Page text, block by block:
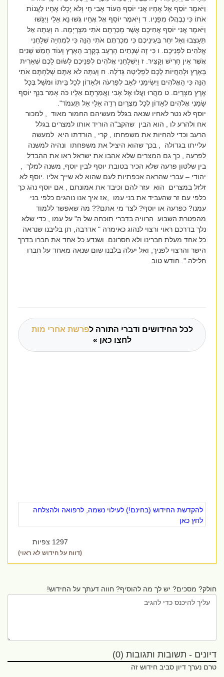
וַיֹּאמֶר יוֹסֵף אֶל אֶחָיו אֲנִי יוֹסֵף הַעוֹד אָבִי חָי וְלֹא יָכְלוּ אֶחָיו לַעֲנוֹת
אֹתוֹ כִּי נִבְהֲלוּ מִפָּנָיו. ד וַיֹּאמֶר יוֹסֵף אֶל אֶחָיו גְּשׁוּ נָא אֵלַי וַיִּגָּשׁוּ
וַיֹּאמֶר אֲנִי יוֹסֵף אֲחִיכֶם אֲשֶׁר מְכַרְתֶּם אֹתִי מִצְרָיְמָה. ה וְעַתָּה אַל
תֵּעָצְבוּ וְאַל יִחַר בְּעֵינֵיכֶם כִּי מְכַרְתֶּם אֹתִי הֵנָּה כִּי לְמִחְיָה שְׁלָחַנִי
אֱלֹהִים לִפְנֵיכֶם. ו כִּי זֶה שְׁנָתַיִם הָרָעָב בְּקֶרֶב הָאָרֶץ וְעוֹד חָמֵשׁ שָׁנִים
אֲשֶׁר אֵין חָרִישׁ וְקָצִּיר. ז וַיִּשְׁלָחֵנִי אֱלֹהִים לִפְנֵיכֶם לָשׂוּם לָכֶם שְׁאֵרִית
בָּאָרֶץ וּלְהַחֲיוֹת לָכֶם לִפְלֵיטָה גְּדֹלָה. ח וְעַתָּה לֹא אַתֶּם שְׁלַחְתֶּם אֹתִי
הֵנָּה כִּי הָאֱלֹהִים וַיְשִׂימֵנִי לְאָב לְפַרְעֹה וּלְאָדוֹן לְכָל בֵּיתוֹ וּמֹשֵׁל בְּכָל
אֶרֶץ מִצְרָיִם. ט מַהֲרוּ וַעֲלוּ אֶל אָבִי וַאֲמַרְתֶּם אֵלָיו כֹּה אָמַר בִּנְךָ יוֹסֵף
שָׂמַנִי אֱלֹהִים לְאָדוֹן לְכָל מִצְרָיִם רְדָה אֵלַי אַל תַּעֲמֹד".
יוסף לא נטר לאחיו שנאה בגלל מעשיהם החמור מאוד , למכור
אח ולהרע לו , הוא הבין שהקב"ה הוריד אותו למצרים בגלל
הרעב וכדי להחיות את משפחתו , קרי , הורדתו היא למעשה
עלייתו בגדולה , בכך שהוא היציל את משפחתו ונהיה למשנה
לפרעה , כך גם המצרים שלא אהבו את ישראל ראו את ההבדל
בין שלטון פרעה שלא הכיר בטובת יוסף לבין יוסף, משנה למלך ,
יהודי – עברי שהראה אכפתיות לעם שהוא לא שייך אליו .יוסף לא
זלזל במצרים הוא עזר להם וכיבד את אמונתם , אם יוסף נהג כך
כלפי עם זר שהעביד את בני עמו ,אז איך אנו נוהגים כלפי בני
עמנו? כפרעה או יוסף? לצד מי אתם?? מה שאפשר ללמוד
מהפטרת השבוע הרוויה בדברי תוכחה של ה" על עמו , כדי שלא
נלך בדרכם ראוי ורצוי לנהוג כאימרה " אדרבה, תן בליבנו שנראה
כל אחד מעלת חברינו ולא חסרונם. ושנדע כל אחד את חברו בדרך
הישר והרצוי לפניך, ואל יעלה בלבנו שום שנאה מאחד על חברו
חלילה.". חודש טוב
לכל החידושים ודברי התורה לפרשת אחרי מות
לחצו כאן »
להקדשת החידוש (בחינם!) לעילוי נשמה, לרפואה ולהצלחה
לחץ כאן
1297 צפיות
(דווח על חידוש לא ראוי)
חולק? מסכים? יש לך מה להוסיף? חווה דעתך על החידוש!
דיונים - תשובות ותגובות (0)
טרם נערך דיון סביב חידוש זה